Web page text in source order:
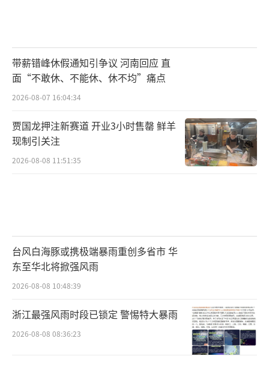
带薪错峰休假通知引争议 河南回应 直
面“不敢休、不能休、休不均”痛点
2026-08-07 16:04:34
贾国龙押注新赛道 开业3小时售罄 鲜羊
现制引关注
2026-08-08 11:51:35
台风白海豚或携极端暴雨重创多省市 华
东至华北将掀强风雨
2026-08-08 10:48:39
浙江最强风雨时段已锁定 警惕特大暴雨
2026-08-08 08:36:23